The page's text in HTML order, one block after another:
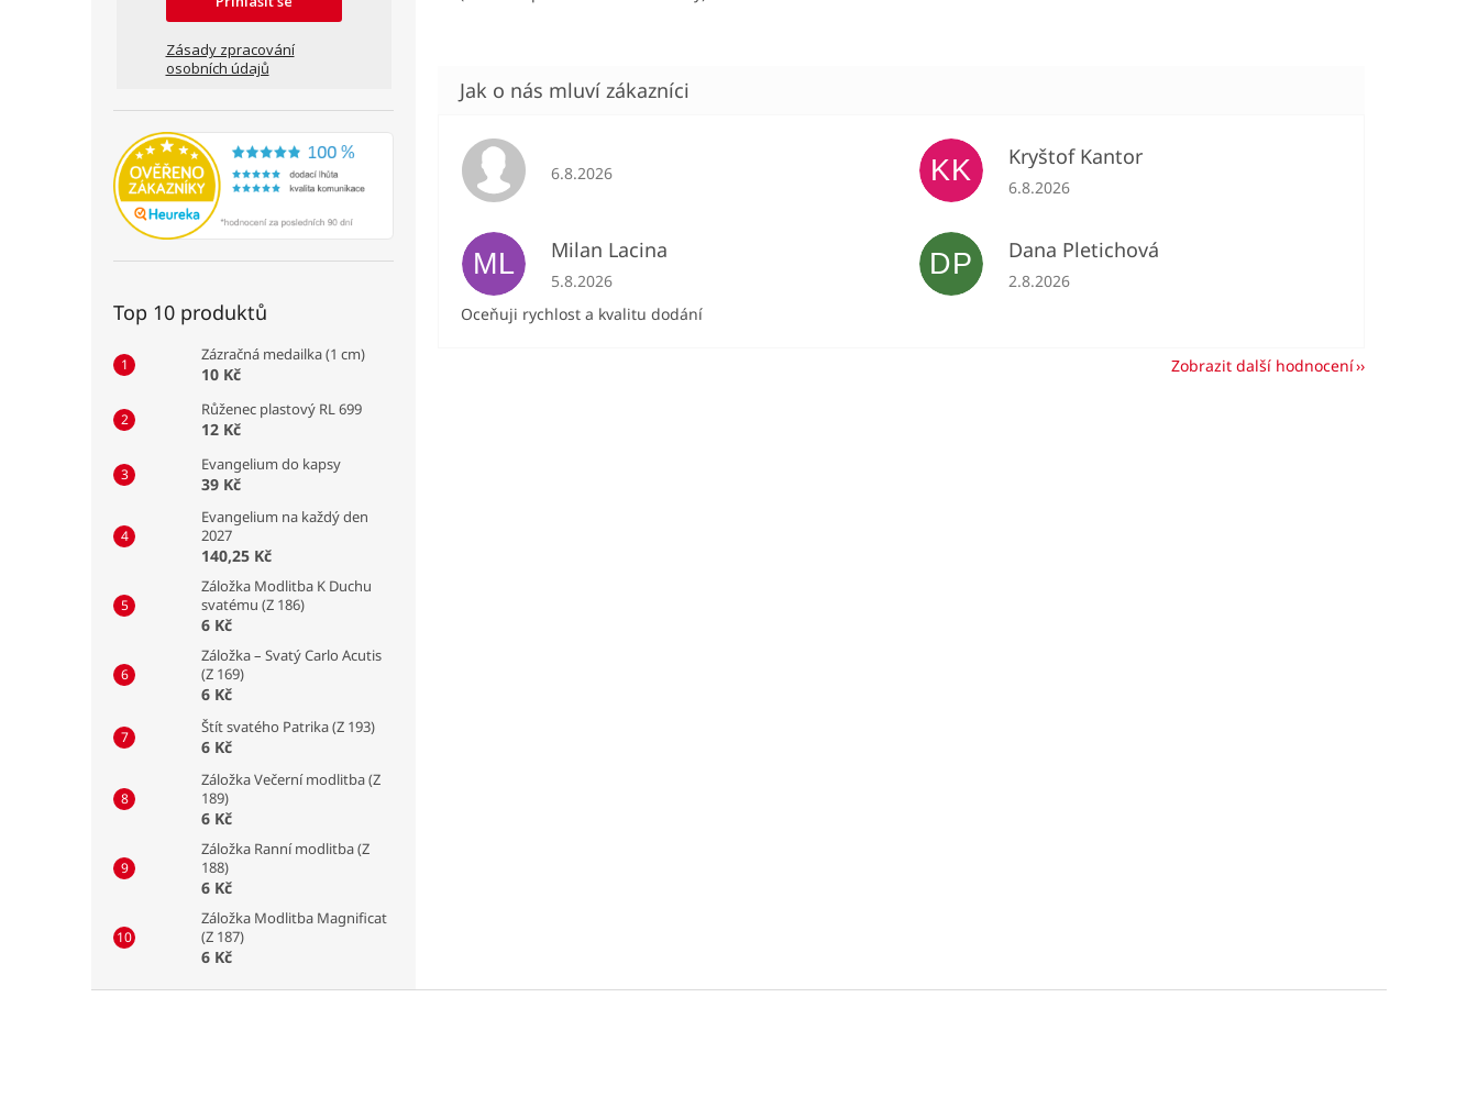
Zásady zpracování
osobních údajů
Top 10 produktů
Zázračná medailka (1 cm)
10 Kč
Růženec plastový RL 699
12 Kč
Evangelium do kapsy
39 Kč
Evangelium na každý den
2027
140,25 Kč
Záložka Modlitba K Duchu
svatému (Z 186)
6 Kč
Záložka – Svatý Carlo Acutis
(Z 169)
6 Kč
Štít svatého Patrika (Z 193)
6 Kč
Záložka Večerní modlitba (Z
189)
6 Kč
Záložka Ranní modlitba (Z
188)
6 Kč
Záložka Modlitba Magnificat
(Z 187)
6 Kč
Hodnocení obchodu je 5 z 5 hvězdiček.
6.8.2026 KK Kryštof Kantor
Hodnocení obchodu je 5 z 5 hvězdiček.
6.8.2026
ML Milan Lacina
Hodnocení obchodu je 5 z 5 hvězdiček.
5.8.2026
Oceňuji rychlost a kvalitu dodání
DP Dana Pletichová
Hodnocení obchodu je 5 z 5 hvězdiček.
2.8.2026
Zobrazit další hodnocení